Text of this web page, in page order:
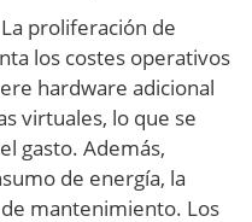
proliferación de
los costes operativos
hardware adicional
virtuales, lo que se
gasto. Además,
de energía, la
mantenimiento. Los